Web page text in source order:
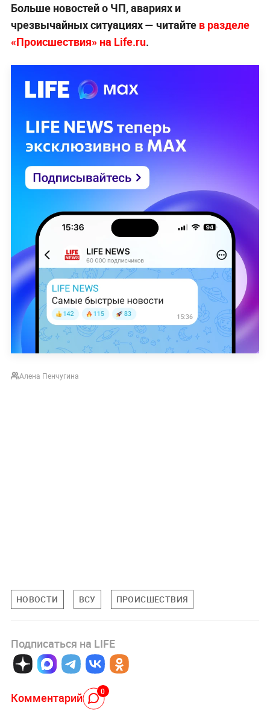
Больше новостей о ЧП, авариях и
чрезвычайных ситуациях — читайте в разделе
«Происшествия» на Life.ru.
Алена Пенчугина
НОВОСТИ ВСУ ПРОИСШЕСТВИЯ
Подписаться на LIFE
Комментарий 0